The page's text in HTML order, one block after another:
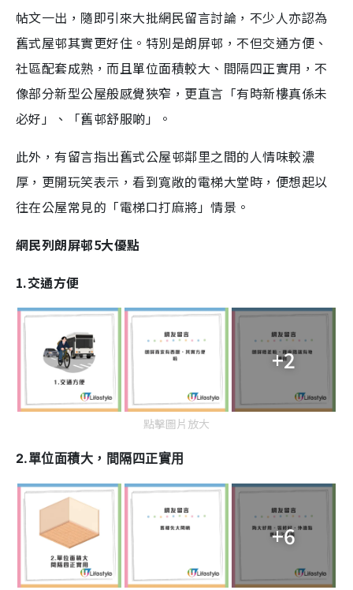
帖文一出，隨即引來大批網民留言討論，不少人亦認為
舊式屋邨其實更好住。特別是朗屏邨，不但交通方便、
社區配套成熟，而且單位面積較大、間隔四正實用，不
像部分新型公屋般感覺狹窄，更直言「有時新樓真係未
必好」、「舊邨舒服啲」。
此外，有留言指出舊式公屋邨鄰里之間的人情味較濃
厚，更開玩笑表示，看到寬敞的電梯大堂時，便想起以
往在公屋常見的「電梯口打麻將」情景。
網民列朗屏邨5大優點
1.交通方便
+2
點擊圖片放大
2.單位面積大，間隔四正實用
+6